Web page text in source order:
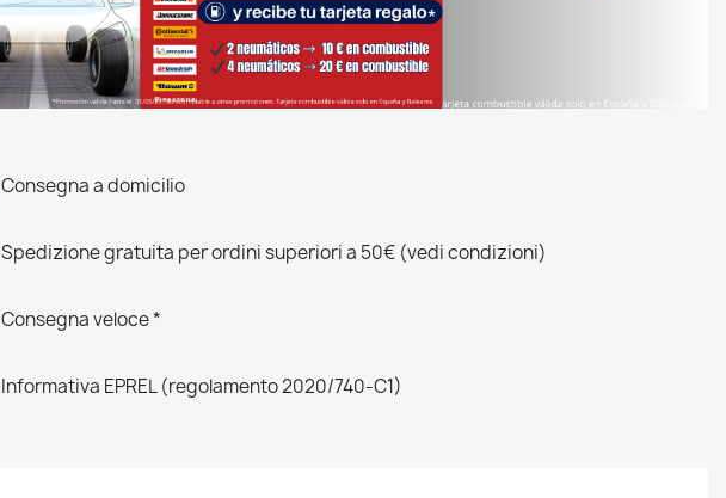
Consegna a domicilio
Spedizione gratuita per ordini superiori a 50€ (vedi condizioni)
Consegna veloce *
Informativa EPREL (regolamento 2020/740-C1)